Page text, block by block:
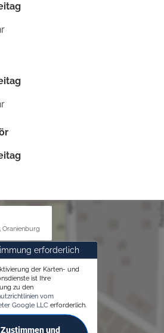
Oranienburg
erforderlich
der Karten- und
ist Ihre
zu den
vom
Google LLC erforderlich.
Zustimmen und